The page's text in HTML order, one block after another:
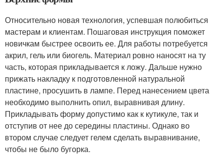
Относительно новая технология, успевшая полюбиться
мастерам и клиентам. Пошаговая инструкция поможет
новичкам быстрее освоить ее. Для работы потребуется
акрил, гель или биогель. Материал ровно наносят на ту
часть, которая прикладывается к ложу. Дальше нужно
прижать накладку к подготовленной натуральной
пластине, просушить в лампе. Перед нанесением цвета
необходимо выполнить опил, выравнивая длину.
Прикладывать форму допустимо как к кутикуле, так и
отступив от нее до середины пластины. Однако во
втором случае следует гелем сделать выравнивание,
чтобы не было бугорка.